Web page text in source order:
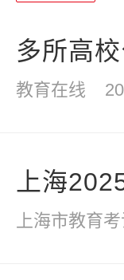
多所高
教育在线
上海
上海市教育